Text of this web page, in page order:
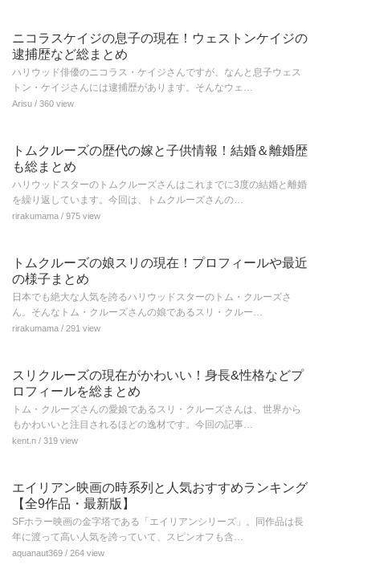
ニコラスケイジの息子の現在！ウェストンケイジの
逮捕歴など総まとめ
ハリウッド俳優のニコラス・ケイジさんですが、なんと息子ウェス
トン・ケイジさんには逮捕歴があります。そんなウェ…
Arisu / 360 view
トムクルーズの歴代の嫁と子供情報！結婚＆離婚歴
も総まとめ
ハリウッドスターのトムクルーズさんはこれまでに3度の結婚と離婚
を繰り返しています。今回は、トムクルーズさんの…
rirakumama / 975 view
トムクルーズの娘スリの現在！プロフィールや最近
の様子まとめ
日本でも絶大な人気を誇るハリウッドスターのトム・クルーズさ
ん。そんなトム・クルーズさんの娘であるスリ・クルー…
rirakumama / 291 view
スリクルーズの現在がかわいい！身長&性格などプ
ロフィールを総まとめ
トム・クルーズさんの愛娘であるスリ・クルーズさんは、世界から
もかわいいと注目されるほどの逸材です。今回の記事…
kent.n / 319 view
エイリアン映画の時系列と人気おすすめランキング
【全9作品・最新版】
SFホラー映画の金字塔である「エイリアンシリーズ」。同作品は長
年に渡って高い人気を誇っていて、スピンオフも含…
aquanaut369 / 264 view